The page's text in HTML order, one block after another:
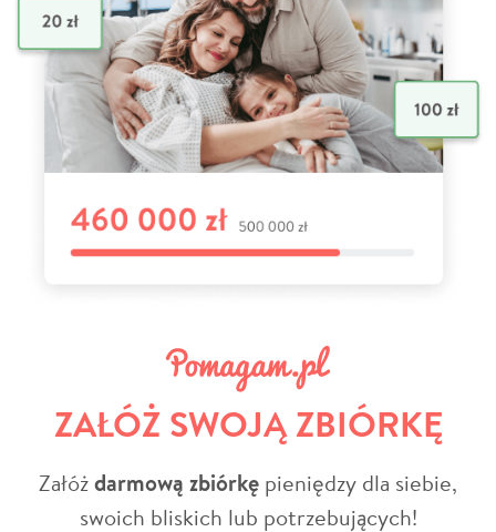
ZAŁÓŻ SWOJĄ ZBIÓRKĘ
Załóżdarmową zbiórkę pieniędzy dla siebie,
swoich bliskich lub potrzebujących!